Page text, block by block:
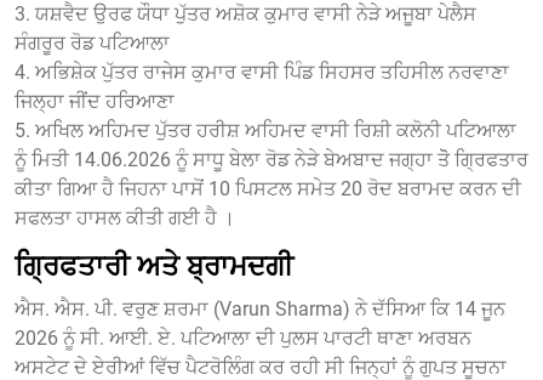
3. ਯਸ਼ਵੈਦ ਉਰਫ ਯੌਧਾ ਪੁੱਤਰ ਅਸ਼ੋਕ ਕੁਮਾਰ ਵਾਸੀ ਨੇੜੇ ਅਜੂਬਾ ਪੇਲੈਸ
ਸੰਗਰੂਰ ਰੋਡ ਪਟਿਆਲਾ
4. ਅਭਿਸ਼ੇਕ ਪੁੱਤਰ ਰਾਜੇਸ ਕੁਮਾਰ ਵਾਸੀ ਪਿੰਡ ਸਿਹਸਰ ਤਹਿਸੀਲ ਨਰਵਾਣਾ
ਜਿਲ੍ਹਾ ਜੀਂਦ ਹਰਿਆਣਾ
5. ਅਖਿਲ ਅਹਿਮਦ ਪੁੱਤਰ ਹਰੀਸ਼ ਅਹਿਮਦ ਵਾਸੀ ਰਿਸ਼ੀ ਕਲੋਨੀ ਪਟਿਆਲਾ
ਨੂੰ ਮਿਤੀ 14.06.2026 ਨੂੰ ਸਾਧੂ ਬੇਲਾ ਰੋਡ ਨੇੜੇ ਬੇਅਬਾਦ ਜਗ੍ਹਾ ਤੋੋ ਗ੍ਰਿਫਤਾਰ
ਕੀਤਾ ਗਿਆ ਹੈ ਜਿਹਨਾ ਪਾਸੋਂ 10 ਪਿਸਟਲ ਸਮੇਤ 20 ਰੋਦ ਬਰਾਮਦ ਕਰਨ ਦੀ
ਸਫਲਤਾ ਹਾਸਲ ਕੀਤੀ ਗਈ ਹੈ ।
ਗ੍ਰਿਫਤਾਰੀ ਅਤੇ ਬ੍ਰਾਮਦਗੀ
ਐਸ. ਐਸ. ਪੀ. ਵਰੁਣ ਸ਼ਰਮਾ (Varun Sharma) ਨੇ ਦੱਸਿਆ ਕਿ 14 ਜੂਨ
2026 ਨੂੰ ਸੀ. ਆਈ. ਏ. ਪਟਿਆਲਾ ਦੀ ਪੁਲਸ ਪਾਰਟੀ ਥਾਣਾ ਅਰਬਨ
ਅਸਟੇਟ ਦੇ ਏਰੀਆਂ ਵਿੱਚ ਪੈਟਰੋਲਿੰਗ ਕਰ ਰਹੀ ਸੀ ਜਿਨ੍ਹਾਂ ਨੂੰ ਗੁਪਤ ਸੂਚਨਾ